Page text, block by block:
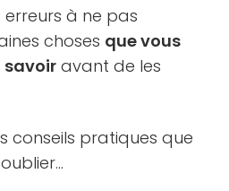
erreurs à ne pas
choses que vous
savoir avant de les
conseils pratiques que